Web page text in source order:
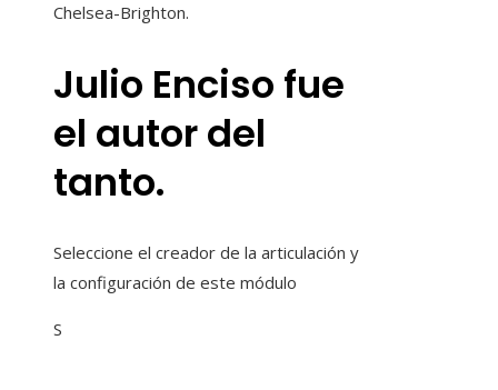
Chelsea-Brighton.
Julio Enciso fue
el autor del
tanto.
Seleccione el creador de la articulación y
la configuración de este módulo
S